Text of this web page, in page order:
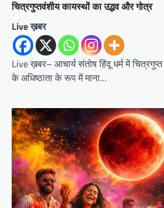
चित्रगुप्तवंशीय कायस्थों का उद्भव और गोत्र
Live ख़बर
Live ख़बर– आचार्य संतोष हिंदू धर्म में चित्रगुप्त
के अधिष्ठाता के रूप में माना…